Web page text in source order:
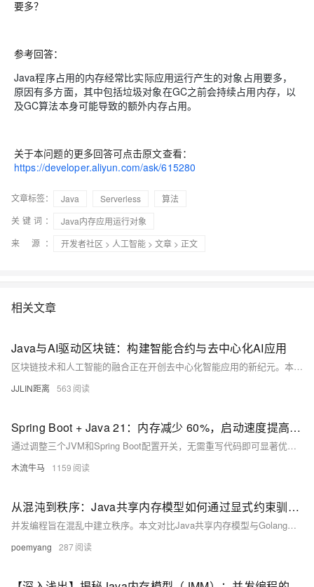
要多？
参考回答：
Java程序占用的内存经常比实际应用运行产生的对象占用要多，
原因有多方面，其中包括垃圾对象在GC之前会持续占用内存，以
及GC算法本身可能导致的额外内存占用。
关于本问题的更多回答可点击原文查看：
https://developer.aliyun.com/ask/615280
文章标签： Java Serverless
算法
关键词：
Java内存应用运行对象
来 源：
开发者社区 > 人工智能 > 文章 > 正文
相关文章
Java与AI驱动区块链：构建智能合约与去中心化AI应用
区块链技术和人工智能的融合正在开创去中心化智能应用的新纪元。本文深入探讨如何使用Java构建AI驱动的区块链应用，涵盖智能合约开发、去中心化AI模型训练与推理、数据隐私保护以及通证经济激励等核心主题。我们将完整展示从区块链基础集成、智能合约编写、AI模型上链到去中心化应用（DApp）开发的全流程，为构建下一代可信、透明的智能去中心化系统提供完整技术方案。
JJLIN距离 563
Spring Boot + Java 21：内存减少 60%，启动速度提高 30% — 零代码
通过调整三个JVM和Spring Boot配置开关，无需重写代码即可显著优化Java应用性能：内存减少60%，启动速度提升30%。适用于所有在JVM上运行API的生产团队，低成本实现高效能。
木流牛马 1159
从混沌到秩序：Java共享内存模型如何通过显式约束驯服并发？
并发编程旨在混乱中建立秩序。本文对比Java共享内存模型与Golang消息传递模型，剖析显式同步与隐式因果的哲学差异，揭示happens-before等机制如何保障内存可见性与数据一致性，展现两大范式的深层分野。（238字）
poemyang 287